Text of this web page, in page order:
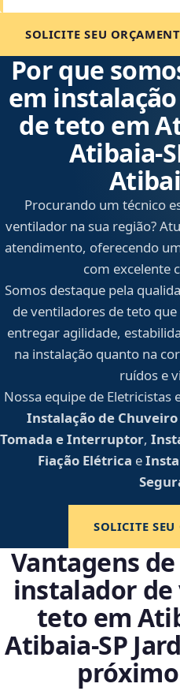
SOLICITE SEU
Por que
em
de teto em
Procurando um técnico
ventilador na sua região?
atendimento, oferecendo
com excelente
Somos destaque pela
de ventiladores de teto
entregar agilidade,
na instalação quanto na
ruídos e
Nossa equipe de
Instalação de
Tomada e Interruptor,
Fiação Elétrica e
SOLICITE
Vantagens
instalador
teto em
Atibaia‑SP